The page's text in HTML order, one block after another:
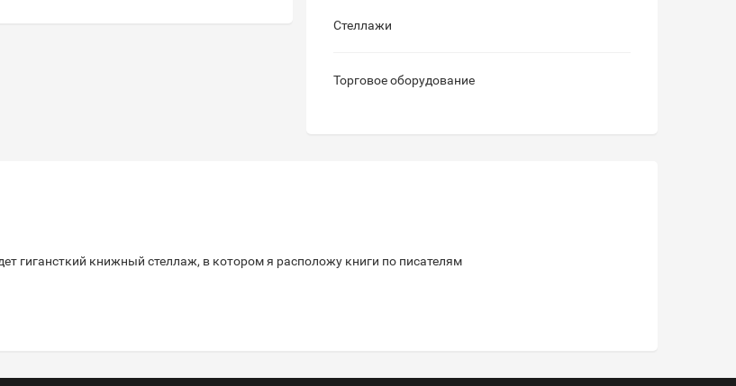
Стеллажи
Торговое оборудование
гигансткий книжный стеллаж, в котором я расположу книги по писателям